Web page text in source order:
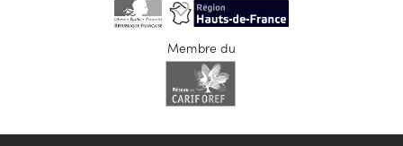
Membre du